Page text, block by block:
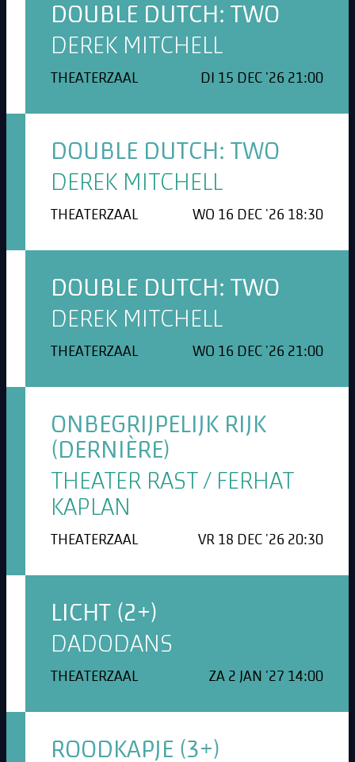
DOUBLE DUTCH: TWO
DEREK MITCHELL
THEATERZAAL DI 15 DEC '26 21:00
DOUBLE DUTCH: TWO
DEREK MITCHELL
THEATERZAAL WO 16 DEC '26 18:30
DOUBLE DUTCH: TWO
DEREK MITCHELL
THEATERZAAL WO 16 DEC '26 21:00
ONBEGRIJPELIJK RIJK
(DERNIÈRE)
THEATER RAST / FERHAT
KAPLAN
THEATERZAAL VR 18 DEC '26 20:30
LICHT (2+)
DADODANS
THEATERZAAL ZA 2 JAN '27 14:00
ROODKAPJE (3+)